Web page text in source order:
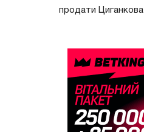
продати Циганкова